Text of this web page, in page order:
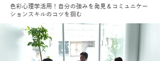
色彩心理学活用！自分の強みを発見＆コミュニケー
ションスキルのコツを掴む